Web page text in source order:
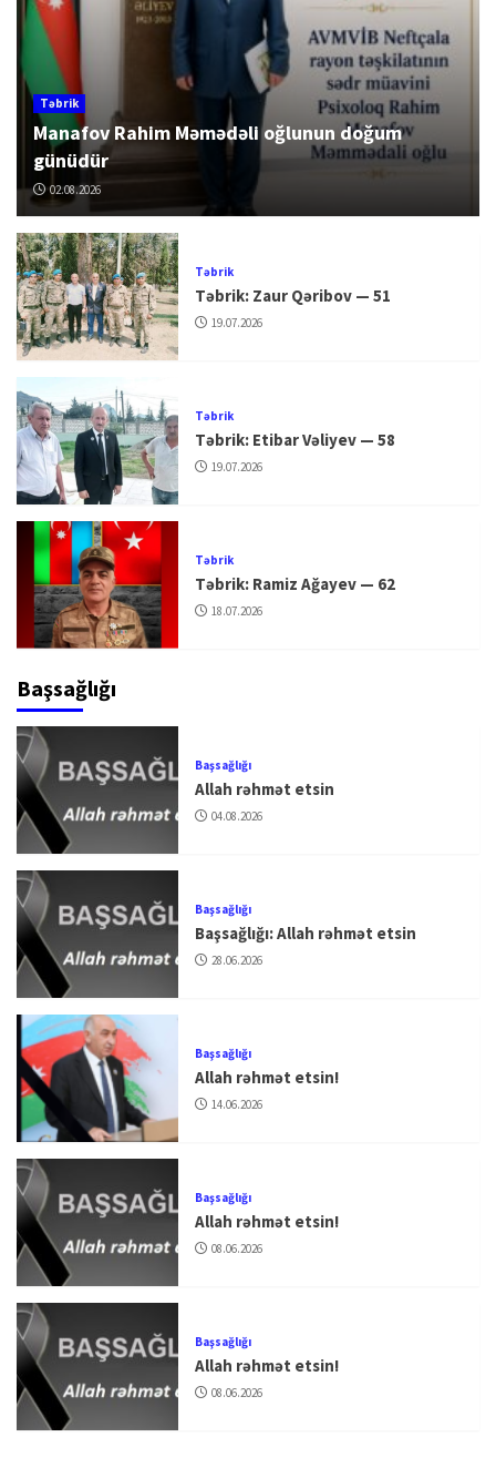
Təbrik
Manafov Rahim Məmədəli oğlunun doğum
günüdür
02.08.2026
Təbrik
Təbrik: Zaur Qəribov — 51
19.07.2026
Təbrik
Təbrik: Etibar Vəliyev — 58
19.07.2026
Təbrik
Təbrik: Ramiz Ağayev — 62
18.07.2026
Başsağlığı
Başsağlığı
Allah rəhmət etsin
04.08.2026
Başsağlığı
Başsağlığı: Allah rəhmət etsin
28.06.2026
Başsağlığı
Allah rəhmət etsin!
14.06.2026
Başsağlığı
Allah rəhmət etsin!
08.06.2026
Başsağlığı
Allah rəhmət etsin!
08.06.2026